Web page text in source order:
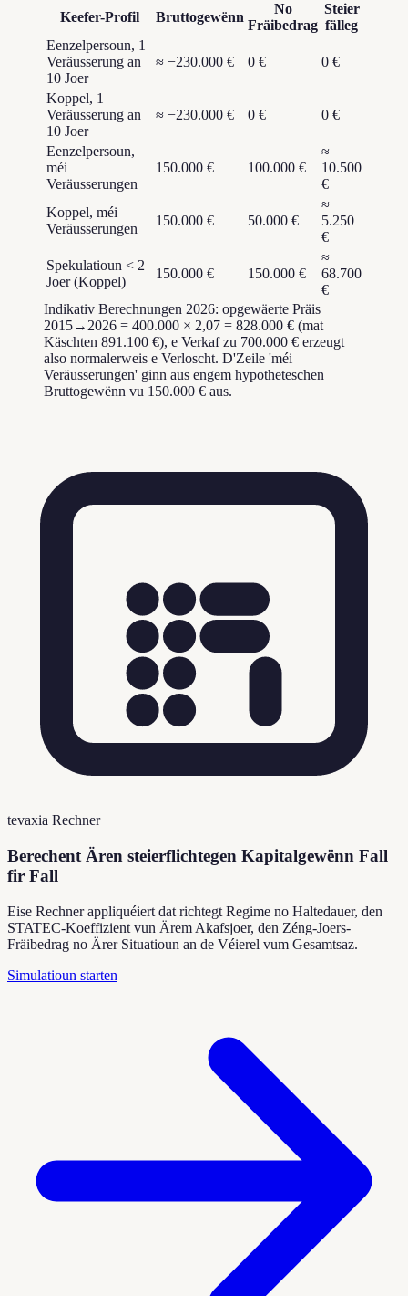
Keefer-Profil
Bruttogewënn
No
Fräibedrag
Steier
fälleg
Eenzelpersoun, 1
Veräusserung an
10 Joer
≈ −230.000 € 0 € 0 €
Koppel, 1
Veräusserung an
10 Joer
≈ −230.000 € 0 € 0 €
Eenzelpersoun,
méi
Veräusserungen
150.000 € 100.000 €
≈
10.500
€
Koppel, méi
Veräusserungen
150.000 € 50.000 €
≈
5.250
€
Spekulatioun < 2
Joer (Koppel)
150.000 € 150.000 €
≈
68.700
€
Indikativ Berechnungen 2026: opgewäerte Präis
2015→2026 = 400.000 × 2,07 = 828.000 € (mat
Käschten 891.100 €), e Verkaf zu 700.000 € erzeugt
also normalerweis e Verloscht. D'Zeile 'méi
Veräusserungen' ginn aus engem hypotheteschen
Bruttogewënn vu 150.000 € aus.
tevaxia Rechner
Berechent Ären steierflichtegen Kapitalgewënn Fall
fir Fall
Eise Rechner appliquéiert dat richtegt Regime no Haltedauer, den
STATEC-Koeffizient vun Ärem Akafsjoer, den Zéng-Joers-
Fräibedrag no Ärer Situatioun an de Véierel vum Gesamtsaz.
Simulatioun starten